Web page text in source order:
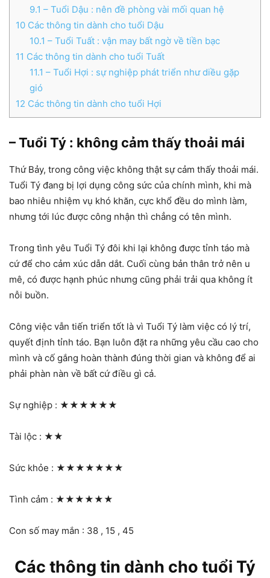
9.1 – Tuổi Dậu : nên đề phòng vài mối quan hệ
10 Các thông tin dành cho tuổi Dậu
10.1 – Tuổi Tuất : vận may bất ngờ về tiền bạc
11 Các thông tin dành cho tuổi Tuất
11.1 – Tuổi Hợi : sự nghiệp phát triển như diều gặp
gió
12 Các thông tin dành cho tuổi Hợi
– Tuổi Tý : không cảm thấy thoải mái
Thứ Bảy, trong công việc không thật sự cảm thấy thoải mái.
Tuổi Tý đang bị lợi dụng công sức của chính mình, khi mà
bao nhiêu nhiệm vụ khó khăn, cực khổ đều do mình làm,
nhưng tới lúc được công nhận thì chẳng có tên mình.
Trong tình yêu Tuổi Tý đôi khi lại không được tỉnh táo mà
cứ để cho cảm xúc dẫn dắt. Cuối cùng bản thân trở nên u
mê, có được hạnh phúc nhưng cũng phải trải qua không ít
nỗi buồn.
Công việc vẫn tiến triển tốt là vì Tuổi Tý làm việc có lý trí,
quyết định tỉnh táo. Bạn luôn đặt ra những yêu cầu cao cho
mình và cố gắng hoàn thành đúng thời gian và không để ai
phải phàn nàn về bất cứ điều gì cả.
Sự nghiệp : ★★★★★★
Tài lộc : ★★
Sức khỏe : ★★★★★★★
Tình cảm : ★★★★★★
Con số may mắn : 38 , 15 , 45
Các thông tin dành cho tuổi Tý